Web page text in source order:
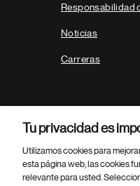
Responsabilidad
Noticias
Carreras
Parte
© 2026 Novartis
Tu privacidad es
Utilizamos cookies para
esta página web, las cookies
relevante para usted.